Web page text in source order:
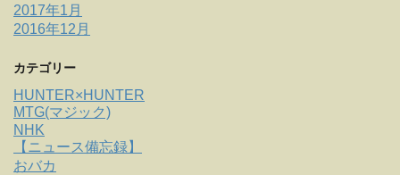
2017年1月
2016年12月
カテゴリー
HUNTER×HUNTER
MTG(マジック)
NHK
【ニュース備忘録】
おバカ